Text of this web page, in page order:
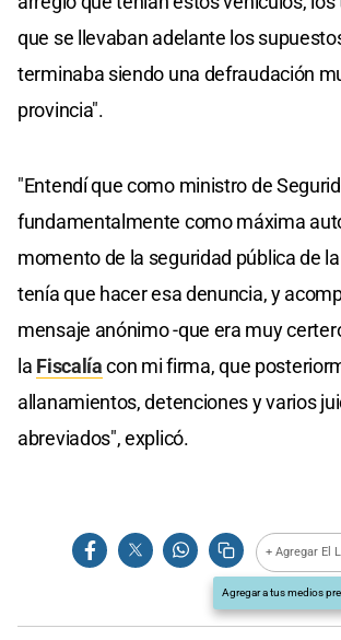
que se llevaban adelante los
terminaba siendo una defraudación
provincia".
"Entendí que como ministro de
fundamentalmente como máxima
momento de la seguridad pública de
tenía que hacer esa denuncia, y
mensaje anónimo -que era muy
la Fiscalíacon mi firma, que
allanamientos, detenciones y varios
abreviados", explicó.
+ Agregar El
Agregar a tus medios